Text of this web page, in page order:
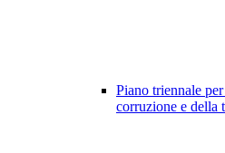
Piano triennale
corruzione e della